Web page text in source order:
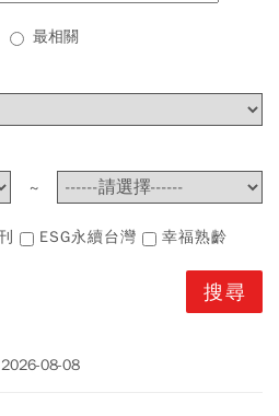
最相關
~
ESG永續台灣 幸福熟齡
2026-08-08